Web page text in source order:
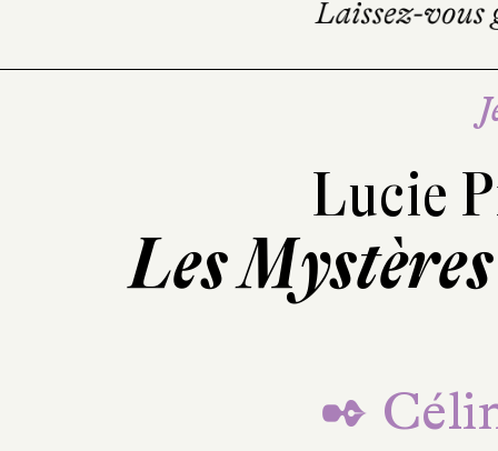
Lucie
Les
✒